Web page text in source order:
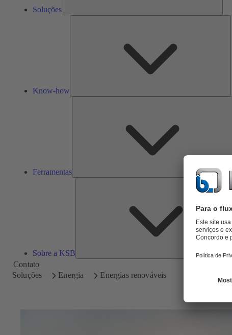
Soluções
Know-how
Ferramentas
Sobre a KSB
Contato
Soluções
Energia Energias renováveis